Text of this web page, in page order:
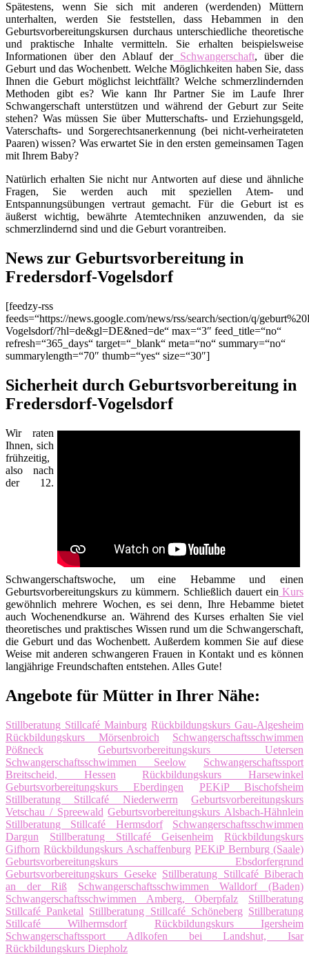
Spätestens, wenn Sie sich mit anderen (werdenden) Müttern
unterhalten, werden Sie feststellen, dass Hebammen in den
Geburtsvorbereitungskursen durchaus unterschiedliche theoretische
und praktische Inhalte vermitteln. Sie erhalten beispielsweise
Informationen über den Ablauf derSchwangerschaft, über die
Geburt und das Wochenbett. Welche Möglichkeiten haben Sie, dass
Ihnen die Geburt möglichst leichtfällt? Welche schmerzlindernden
Methoden gibt es? Wie kann Ihr Partner Sie im Laufe Ihrer
Schwangerschaft unterstützen und während der Geburt zur Seite
stehen? Was müssen Sie über Mutterschafts- und Erziehungsgeld,
Vaterschafts- und Sorgerechtsanerkennung (bei nicht-verheirateten
Paaren) wissen? Was erwartet Sie in den ersten gemeinsamen Tagen
mit Ihrem Baby?
Natürlich erhalten Sie nicht nur Antworten auf diese und ähnliche
Fragen, Sie werden auch mit speziellen Atem- und
Entspannungsübungen vertraut gemacht. Für die Geburt ist es
äußerst wichtig, bewährte Atemtechniken anzuwenden, da sie
schmerzlindernd sind und die Geburt vorantreiben.
News zur Geburtsvorbereitung in
Fredersdorf-Vogelsdorf
[feedzy-rss
feeds=“https://news.google.com/news/rss/search/section/q/
Vogelsdorf/?hl=de&gl=DE&ned=de“ max=“3″ feed_title=“no“
refresh=“365_days“ target=“_blank“ meta=“no“ summary=“no“
summarylength=“70″ thumb=“yes“ size=“30″]
Sicherheit durch Geburtsvorbereitung in
Fredersdorf-Vogelsdorf
Wir raten
Ihnen, sich
frühzeitig,
also nach
der 12.
Schwangerschaftswoche, um eine Hebamme und einen
Geburtsvorbereitungskurs zu kümmern. Schließlich dauert ein Kurs
gewöhnlich mehrere Wochen, es sei denn, Ihre Hebamme bietet
auch Wochenendkurse an. Während des Kurses erhalten Sie viel
theoretisches und praktisches Wissen rund um die Schwangerschaft,
die Geburt und das Wochenbett. Außerdem kommen Sie auf diese
Weise mit anderen schwangeren Frauen in Kontakt und es können
langjährige Freundschaften entstehen. Alles Gute!
Angebote für Mütter in Ihrer Nähe:
Stillberatung Stillcafé Mainburg Rückbildungskurs Gau-Algesheim
Rückbildungskurs Mörsenbroich
Schwangerschaftsschwimmen
Pößneck
Geburtsvorbereitungskurs Uetersen
Schwangerschaftsschwimmen Seelow
Schwangerschaftssport
Breitscheid, Hessen
Rückbildungskurs Harsewinkel
Geburtsvorbereitungskurs Eberdingen
PEKiP Bischofsheim
Stillberatung Stillcafé Niederwerrn
Geburtsvorbereitungskurs
Vetschau / Spreewald Geburtsvorbereitungskurs Alsbach-Hähnlein
Stillberatung Stillcafé Hermsdorf
Schwangerschaftsschwimmen
Dargun
Stillberatung Stillcafé Geisenheim
Rückbildungskurs
Gifhorn Rückbildungskurs Aschaffenburg PEKiP Bernburg (Saale)
Geburtsvorbereitungskurs Ebsdorfergrund
Geburtsvorbereitungskurs Geseke Stillberatung Stillcafé Biberach
an der Riß
Schwangerschaftsschwimmen Walldorf (Baden)
Schwangerschaftsschwimmen Amberg, Oberpfalz
Stillberatung
Stillcafé Panketal Stillberatung Stillcafé Schöneberg Stillberatung
Stillcafé Wilhermsdorf
Rückbildungskurs Igersheim
Schwangerschaftssport Adlkofen bei Landshut, Isar
Rückbildungskurs Diepholz